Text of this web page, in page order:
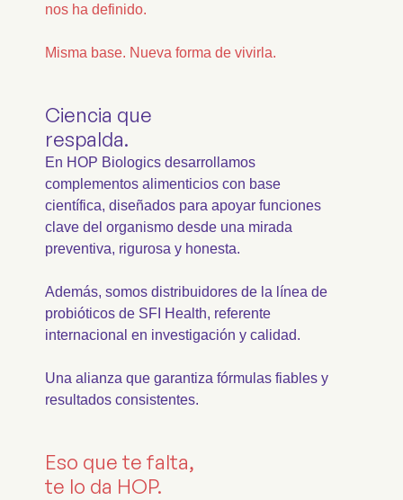
nos ha definido.
Misma base. Nueva forma de vivirla.
Ciencia que
respalda.
En HOP Biologics desarrollamos
complementos alimenticios con base
científica, diseñados para apoyar funciones
clave del organismo desde una mirada
preventiva, rigurosa y honesta.
Además, somos distribuidores de la línea de
probióticos de SFI Health, referente
internacional en investigación y calidad.
Una alianza que garantiza fórmulas fiables y
resultados consistentes.
Eso que te falta,
te lo da HOP.